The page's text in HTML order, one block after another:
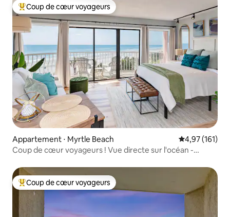
Coups de cœur voyageurs les plus appréciés
Coup de cœur voyageurs
Appartement ⋅ Myrtle Beach Évaluation
4,97 (161)
Coup de cœur voyageurs ! Vue directe sur l'océan -
Coups de cœur voyageurs les plus appréciés
Coup de cœur voyageurs